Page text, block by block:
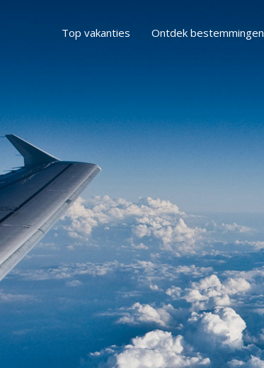
Top vakanties Ontdek bestemmingen